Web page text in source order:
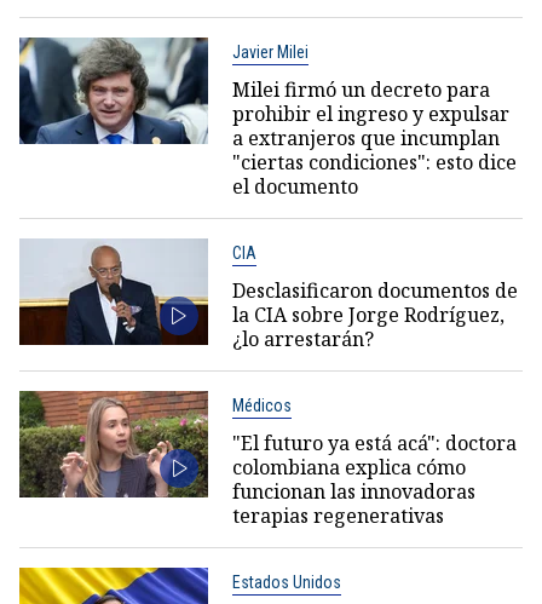
Javier Milei
Milei firmó un decreto para
prohibir el ingreso y expulsar
a extranjeros que incumplan
"ciertas condiciones": esto dice
el documento
CIA
Desclasificaron documentos de
la CIA sobre Jorge Rodríguez,
¿lo arrestarán?
Médicos
"El futuro ya está acá": doctora
colombiana explica cómo
funcionan las innovadoras
terapias regenerativas
Estados Unidos